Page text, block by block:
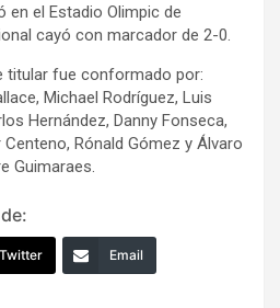
el Estadio Olimpic de
cayó con marcador de 2-0.
titular fue conformado por:
Michael Rodríguez, Luis
Hernández, Danny Fonseca,
Rónald Gómez y Álvaro
Guimaraes.
Twitter Email